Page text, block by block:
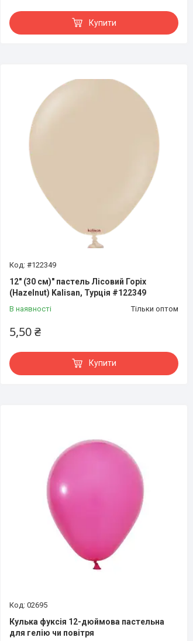
Купити
#122349
12" (30 см)" пастель Лісовий Горіх
(Hazelnut) Kalisan, Турція #122349
В наявності Тільки оптом
5,50 ₴
Купити
02695
Кулька фуксія 12-дюймова пастельна
для гелію чи повітря